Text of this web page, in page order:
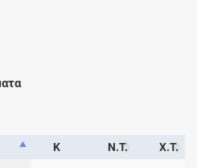
Κ Ν.Τ. Χ.Τ.